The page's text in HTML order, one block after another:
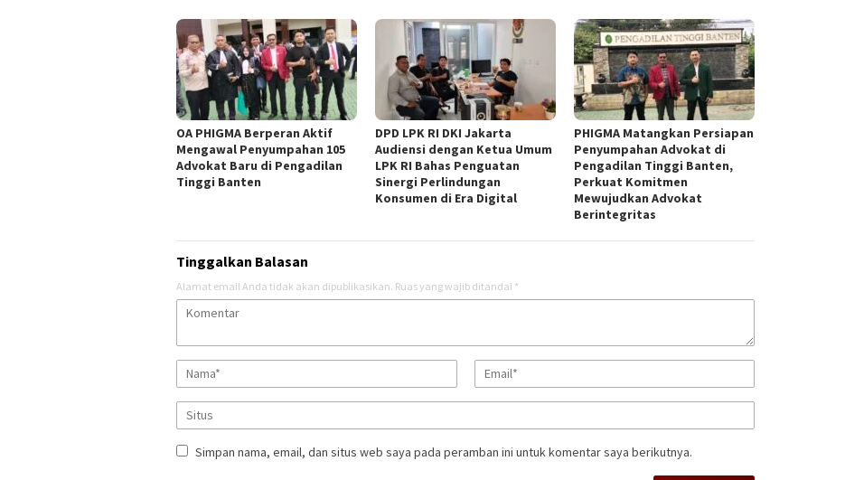
OA PHIGMA Berperan Aktif
Mengawal Penyumpahan 105
Advokat Baru di Pengadilan
Tinggi Banten
DPD LPK RI DKI Jakarta
Audiensi dengan Ketua Umum
LPK RI Bahas Penguatan
Sinergi Perlindungan
Konsumen di Era Digital
PHIGMA Matangkan Persiapan
Penyumpahan Advokat di
Pengadilan Tinggi Banten,
Perkuat Komitmen
Mewujudkan Advokat
Berintegritas
Tinggalkan Balasan
Alamat email Anda tidak akan dipublikasikan. Ruas yang wajib ditandai *
Simpan nama, email, dan situs web saya pada peramban ini untuk komentar saya berikutnya.